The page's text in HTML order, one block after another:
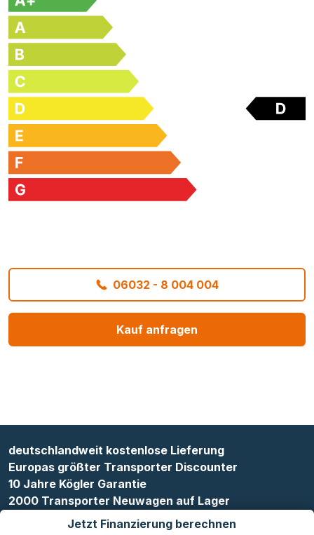
06032 - 8 004 004
Kauf anfragen
Jetzt Finanzierung berechnen
deutschlandweit kostenlose Lieferung
Europas größter Transporter Discounter
10 Jahre Kögler Garantie
2000 Transporter Neuwagen auf Lager